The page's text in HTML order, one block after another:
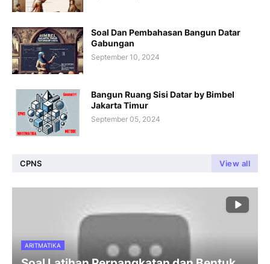
Soal Dan Pembahasan Bangun Datar
Gabungan
September 10, 2024
Bangun Ruang Sisi Datar by Bimbel
Jakarta Timur
September 05, 2024
CPNS View all
ARITMATIKA